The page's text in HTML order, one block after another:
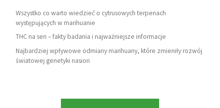
Wszystko co warto wiedzieć o cytrusowych terpenach
występujących w marihuanie
THC na sen – fakty badania i najważniejsze informacje
Najbardziej wpływowe odmiany marihuany, które zmieniły rozwój
światowej genetyki nasion